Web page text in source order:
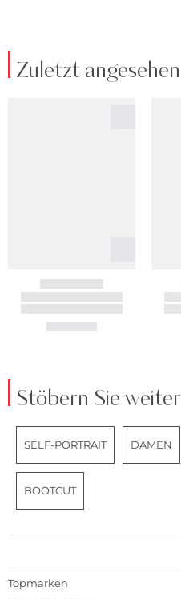
Zuletzt angesehen
Stöbern Sie weiter
SELF-PORTRAIT DAMEN
BOOTCUT
Topmarken